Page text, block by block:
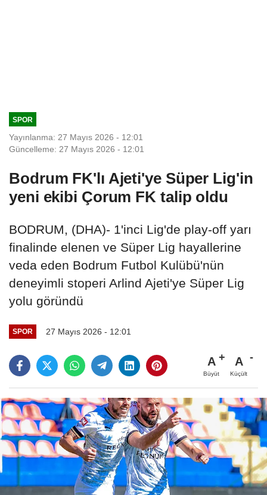
SPOR
Yayınlanma: 27 Mayıs 2026 - 12:01
Güncelleme: 27 Mayıs 2026 - 12:01
Bodrum FK'lı Ajeti'ye Süper Lig'in
yeni ekibi Çorum FK talip oldu
BODRUM, (DHA)- 1'inci Lig'de play-off yarı
finalinde elenen ve Süper Lig hayallerine
veda eden Bodrum Futbol Kulübü'nün
deneyimli stoperi Arlind Ajeti'ye Süper Lig
yolu göründü
SPOR 27 Mayıs 2026 - 12:01
A
Büyüt
A
Küçült